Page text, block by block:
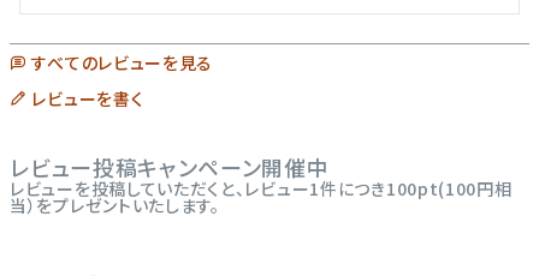
すべてのレビューを見る
レビューを書く
レビュー投稿キャンペーン開催中
レビューを投稿していただくと、レビュー1件につき100pt(100円相
当）をプレゼントいたします。